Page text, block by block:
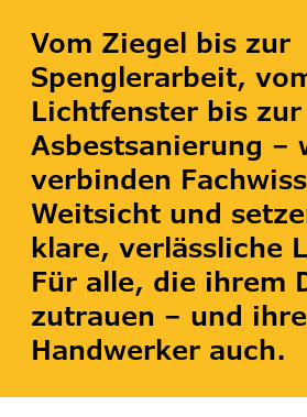
Vom Ziegel bis zur
Spenglerarbeit,
Lichtfenster bis zur
Asbestsanierung –
verbinden
Weitsicht und
klare, verlässliche
Für alle, die ihrem
zutrauen – und
Handwerker auch.